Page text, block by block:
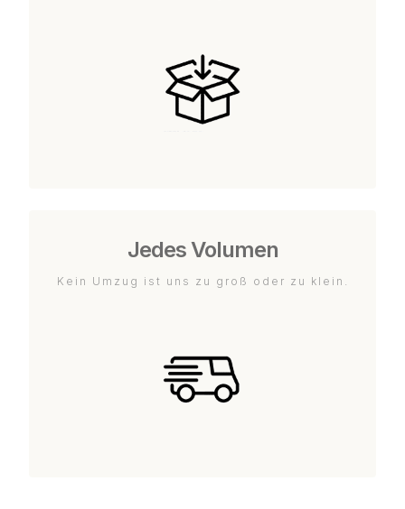
Jedes Volumen
Kein Umzug ist uns zu groß oder zu klein.